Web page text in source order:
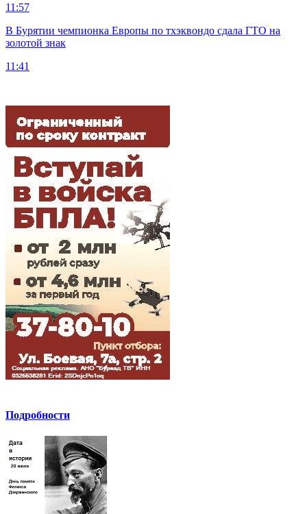
11:57
В Бурятии чемпионка Европы по тхэквондо сдала ГТО на
золотой знак
11:41
Подробности